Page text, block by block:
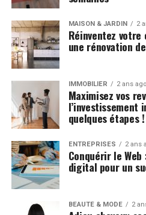
MAISON & JARDIN 2
Réinventez votre
une rénovation
IMMOBILIER 2 ans ago
Maximisez vos
quelques étapes !
ENTREPRISES 2 ans
Conquérir le
digital pour un
BEAUTÉ & MODE 2